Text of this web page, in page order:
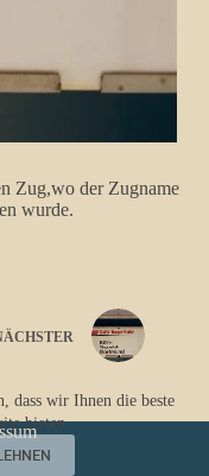
dass wir Ihnen die beste
bieten.
Zug,wo der Zugname
wurde.